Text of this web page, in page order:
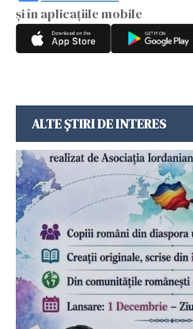
și în aplicațiile mobile
ALTE ȘTIRI DE INTERES